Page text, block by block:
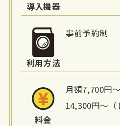
報
導入機器
利用方法
事前予約制
料金
月額7,700円
14,300円～（